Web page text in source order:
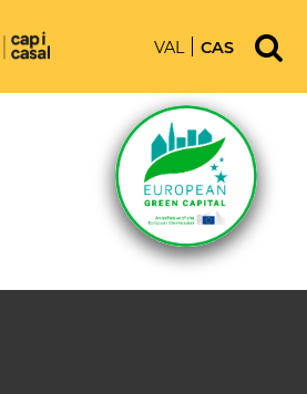
VAL CAS